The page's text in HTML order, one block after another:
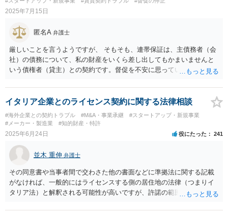
先代社長と関係があるとのことですが、すくなくとも相談者様から申
ておいたほうがいいと思います。
2025年7月15日
匿名A 弁護士
厳しいことを言うようですが、 そもそも、連帯保証は、主債務者（会
社）の債務について、私の財産をいくら差し出してもかまいませんと
いう債権者（貸主）との契約です。督促を不安に思っている場合では
ば、解消した段階で取り消すべきでした。「強迫」に至らないなら、
毅然として断るべきでした。 現段階で取り得る手段としては、主債務
者（会社）に対する事前求償権の行使や主債務者（会社）について債
権者破産の申立てが一応考えられます。 主債務者の破産が認められれ
ば、管財人による退去時点までで連帯保証人の責任は発生しなくなり
しては、前記の事前求償権の行使が考えられます。 何か支払ったわけ
でもないようなので、何をもって「同様の被害」とするかが分かりま
せんが、請求を受ければ金銭の支払をすべき立場にあることを自覚し
ておくべきでしょう。
イタリア企業とのライセンス契約に関する法律相談
#海外企業との契約トラブル #M&A・事業承継
#スタートアップ・新規事業
#メーカー・製造業
#知的財産・特許
2025年6月24日 役にたった 241
並木 重伸 弁護士
その同意書や当事者間で交わさた他の書面などに準拠法に関する記載
がなければ、一般的にはライセンスする側の居住地の法律（つまりイ
タリア法）と解釈される可能性が高いですが、許諾の範囲が日本国内
あります。 なお、仮に日本法になるとしても、新しい会社との間で契